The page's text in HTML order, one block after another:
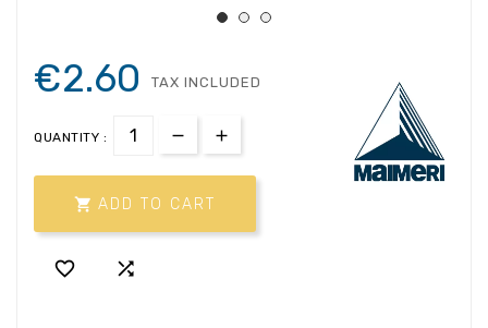
€2.60 TAX INCLUDED
QUANTITY :
 ADD TO CART
 